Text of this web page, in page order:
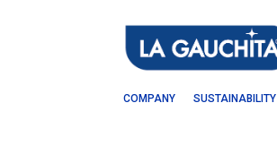
COMPANY SUSTAINABILITY